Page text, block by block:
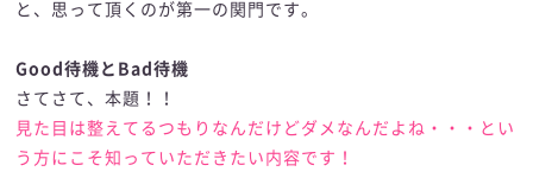
と、思って頂くのが第一の関門です。
Good待機とBad待機
さてさて、本題！！
見た目は整えてるつもりなんだけどダメなんだよね・・・とい
う方にこそ知っていただきたい内容です！